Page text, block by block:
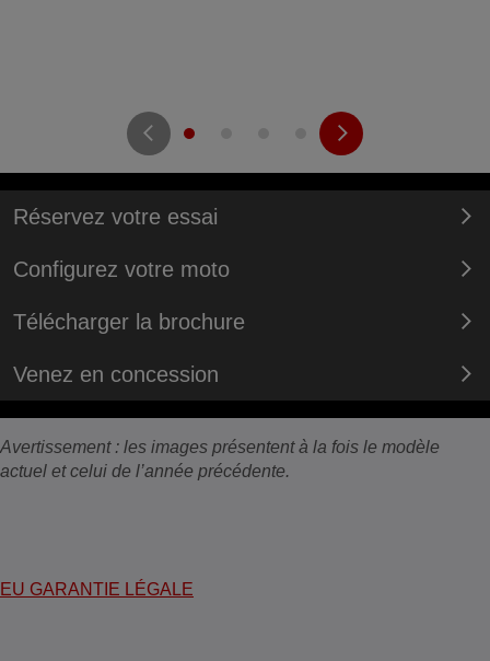
Réservez votre essai
Configurez votre moto
Télécharger la brochure
Venez en concession
Avertissement : les images présentent à la fois le modèle
actuel et celui de l’année précédente.
EU GARANTIE LÉGALE